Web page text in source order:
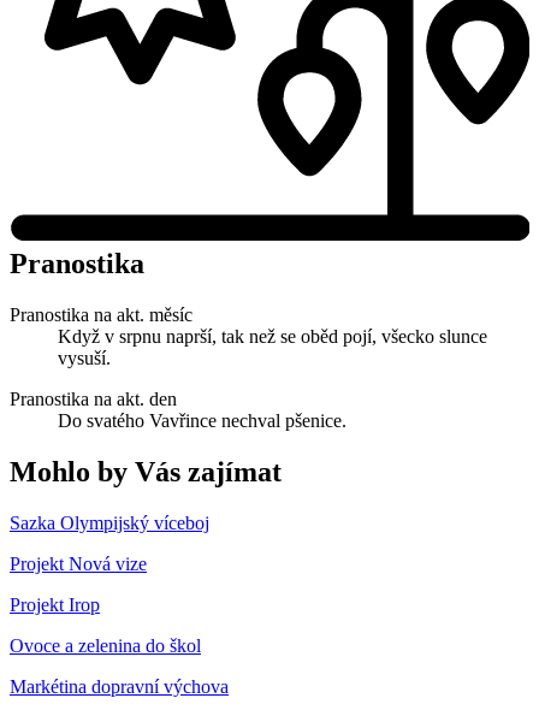
Pranostika
Pranostika na akt. měsíc
Když v srpnu naprší, tak než se oběd pojí, všecko slunce
vysuší.
Pranostika na akt. den
Do svatého Vavřince nechval pšenice.
Mohlo by Vás zajímat
Sazka Olympijský víceboj
Projekt Nová vize
Projekt Irop
Ovoce a zelenina do škol
Markétina dopravní výchova